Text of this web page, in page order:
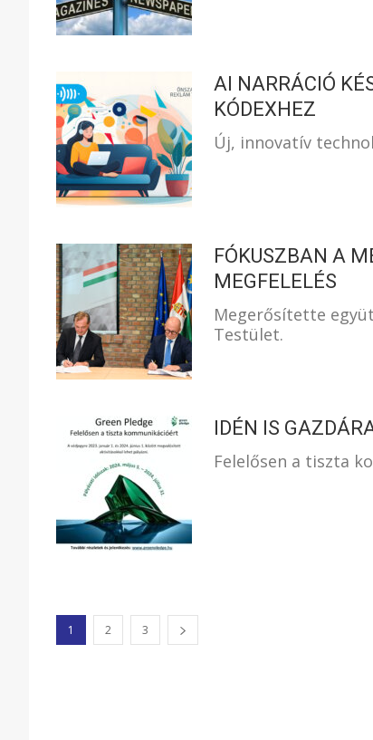
AI NARRÁCIÓ
KÓDEXHEZ
Új, innovatív
FÓKUSZBAN A
MEGFELELÉS
Megerősítette
Testület.
IDÉN IS
Felelősen a tiszta
1 2 3